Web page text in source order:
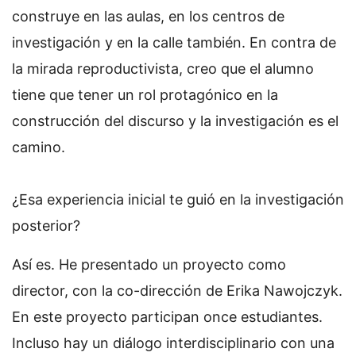
construye en las aulas, en los centros de
investigación y en la calle también. En contra de
la mirada reproductivista, creo que el alumno
tiene que tener un rol protagónico en la
construcción del discurso y la investigación es el
camino.
¿Esa experiencia inicial te guió en la investigación
posterior?
Así es. He presentado un proyecto como
director, con la co-dirección de Erika Nawojczyk.
En este proyecto participan once estudiantes.
Incluso hay un diálogo interdisciplinario con una